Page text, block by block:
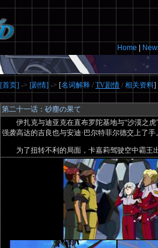
Home
[首页] -> [剧情] -> [名词解释 / TV剧情 / 相关资料]
第二十一话：砂塵の果て
伊扎克与迪亚克在直布罗陀基地与“沙漠之虎
强袭高达的吉良也与安迪·巴尔特菲尔德交上了手。
为了扭转不利的局面，卡嘉莉驾驶空中霸王出